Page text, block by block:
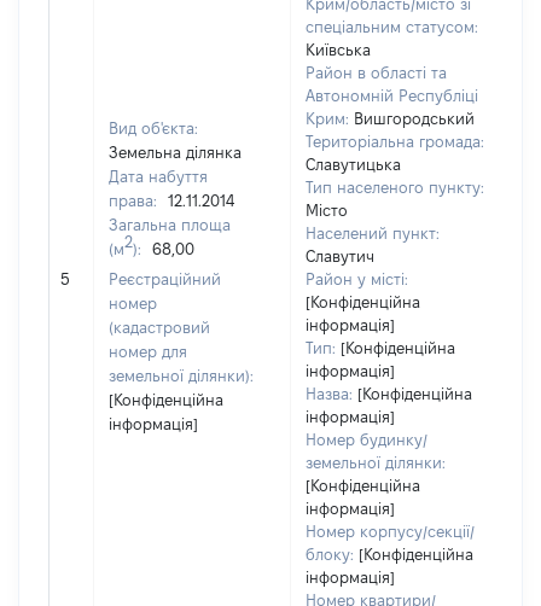
5
Вид об'єкта:
Земельна ділянка
Дата набуття
права:
12.11.2014
Загальна площа
(м2):
68,00
Реєстраційний
номер
(кадастровий
номер для
земельної ділянки):
[Конфіденційна
інформація]
Крим/область/місто зі
спеціальним статусом:
Київська
Район в області та
Автономній Республіці
Крим: Вишгородський
Територіальна громада:
Славутицька
Тип населеного пункту:
Місто
Населений пункт:
Славутич
Район у місті:
[Конфіденційна
інформація]
Тип: [Конфіденційна
інформація]
Назва: [Конфіденційна
інформація]
Номер будинку/
земельної ділянки:
[Конфіденційна
інформація]
Номер корпусу/секції/
блоку: [Конфіденційна
інформація]
Номер квартири/